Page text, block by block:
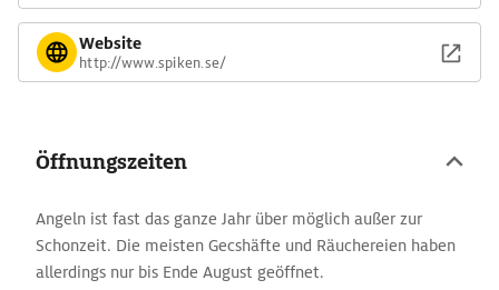
Website
http://www.spiken.se/
Öffnungszeiten
Angeln ist fast das ganze Jahr über möglich außer zur
Schonzeit. Die meisten Gecshäfte und Räuchereien haben
allerdings nur bis Ende August geöffnet.